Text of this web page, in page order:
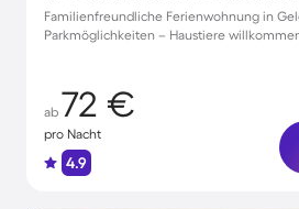
Familienfreundliche Ferienwohnung in
Parkmöglichkeiten – Haustiere
ab 72 €
pro Nacht
4.9